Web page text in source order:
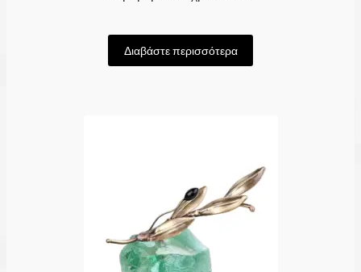
Διαβάστε περισσότερα